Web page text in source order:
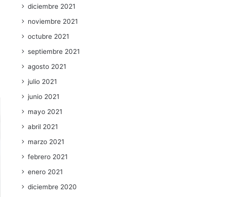
diciembre 2021
noviembre 2021
octubre 2021
septiembre 2021
agosto 2021
julio 2021
junio 2021
mayo 2021
abril 2021
marzo 2021
febrero 2021
enero 2021
diciembre 2020